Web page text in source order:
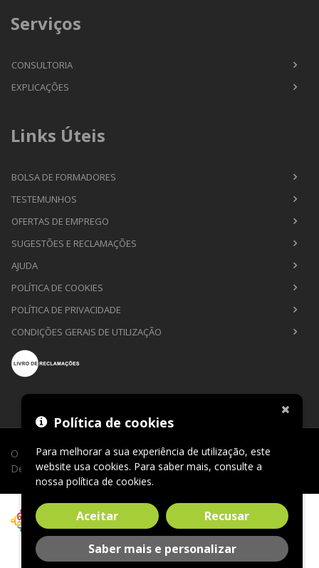
Serviços
CONSULTORIA
EXPLICAÇÕES
Links Úteis
BOLSA DE FORMADORES
TESTEMUNHOS
OFERTAS DE EMPREGO
SUGESTÕES E RECLAMAÇÕES
AJUDA
POLÍTICA DE COOKIES
POLÍTICA DE PRIVACIDADE
CONDIÇÕES GERAIS DE UTILIZAÇÃO
O Sábio de Lago © 2026. Todos os direitos reservados.
Desenvolvimento porCLIC24®
Política de cookies
Para melhorar a sua experiência de utilização, este
website usa cookies. Para saber mais, consulte a
nossa política de cookies.
Aceitar Recusar
Saber mais e personalizar